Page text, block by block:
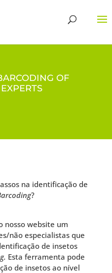
OF
na identificação de
?
nosso website um
não especialistas que
de insetos
Esta ferramenta pode
de insetos ao nível